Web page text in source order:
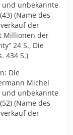
und unbekannte
(Name des
der
Millionen der
24 S., Die
434 S.)
Die
Michel
und unbekannte
(Name des
der